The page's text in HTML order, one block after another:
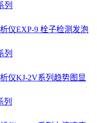
列
列
列